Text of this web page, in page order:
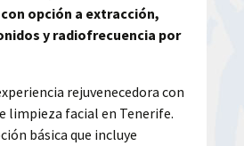
opción a extracción,
y radiofrecuencia por
rejuvenecedora con
limpieza facial en Tenerife.
básica que incluye